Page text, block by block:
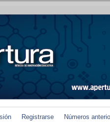
Registrarse Números